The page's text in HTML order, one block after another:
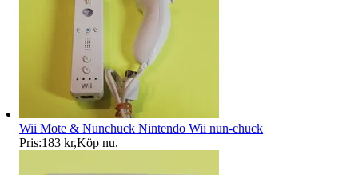
Wii Mote & Nunchuck Nintendo Wii nun-chuck
Pris:183 kr,Köp nu.